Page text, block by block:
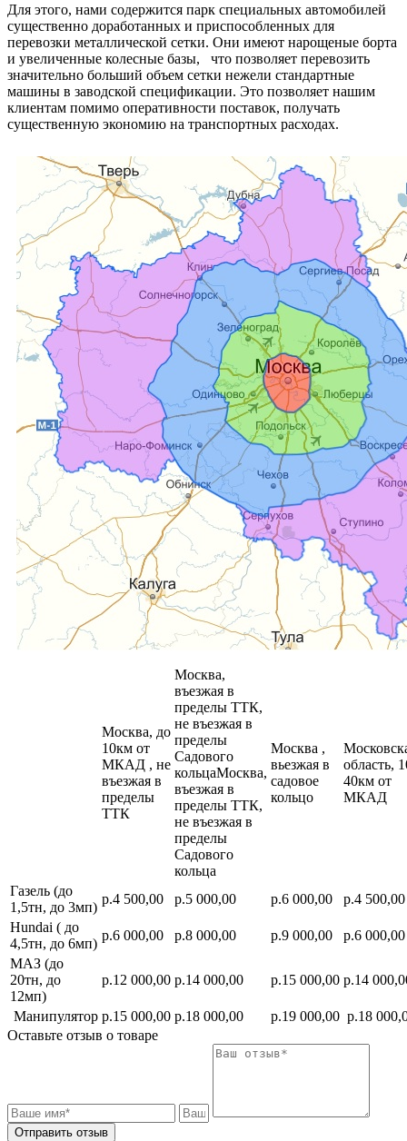
Для этого, нами содержится парк специальных автомобилей
существенно доработанных и приспособленных для
перевозки металлической сетки. Они имеют нарощеные борта
и увеличенные колесные базы, что позволяет перевозить
значительно больший объем сетки нежели стандартные
машины в заводской спецификации. Это позволяет нашим
клиентам помимо оперативности поставок, получать
существенную экономию на транспортных расходах.
Москва, до
10км от
МКАД , не
въезжая в
пределы
ТТК
Москва,
въезжая в
пределы ТТК,
не въезжая в
пределы
Садового
кольцаМосква,
въезжая в
пределы ТТК,
не въезжая в
пределы
Садового
кольца
Москва ,
вьезжая в
садовое
кольцо
область,
40км от
МКАД
Газель (до
1,5тн, до 3мп)
р.4 500,00 р.5 000,00 р.6 000,00
р.4 500,00
Hundai ( до
4,5тн, до 6мп)
р.6 000,00 р.8 000,00 р.9 000,00
р.6 000,00
МАЗ (до
20тн, до
12мп)
р.12 000,00 р.14 000,00 р.15 000,00 р.14
Манипулятор р.15 000,00 р.18 000,00 р.19 000,00 р.18
Оставьте отзыв о товаре
Отправить отзыв